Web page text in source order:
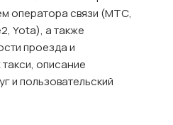
оператора связи (МТС,
Yota), а также
проезда и
описание
и пользовательский